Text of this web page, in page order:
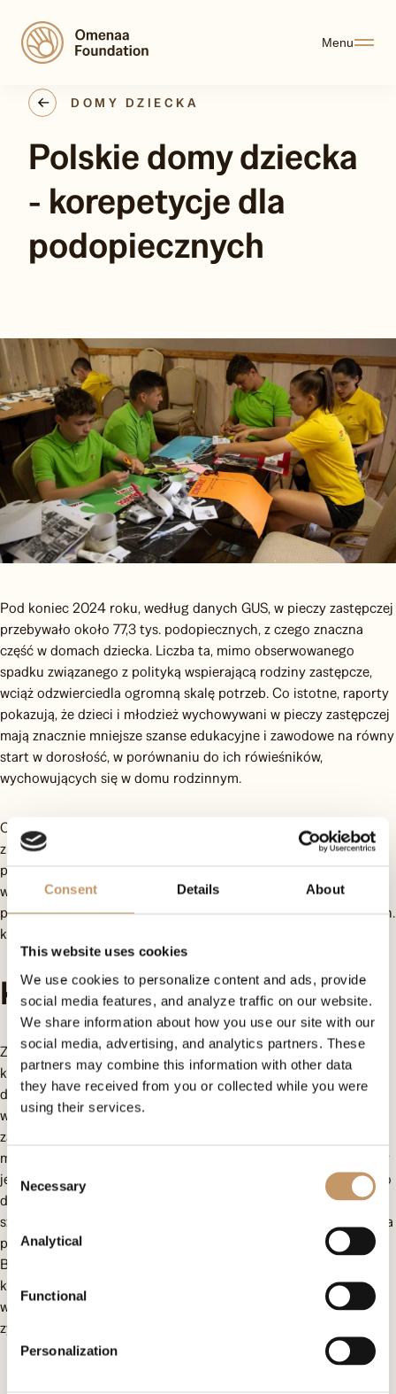
Consent Details About
This website uses cookies
We use cookies to personalize content and ads, provide
social media features, and analyze traffic on our website.
We share information about how you use our site with our
social media, advertising, and analytics partners. These
partners may combine this information with other data
they have received from you or collected while you were
using their services.
Consent
Selection
Necessary
Analytical
Functional
Personalization
Menu
DOMY DZIECKA
Polskie domy dziecka
- korepetycje dla
podopiecznych
Pod koniec 2024 roku, według danych GUS, w pieczy zastępczej
przebywało około 77,3 tys. podopiecznych, z czego znaczna
część w domach dziecka. Liczba ta, mimo obserwowanego
spadku związanego z polityką wspierającą rodziny zastępcze,
wciąż odzwierciedla ogromną skalę potrzeb. Co istotne, raporty
pokazują, że dzieci i młodzież wychowywani w pieczy zastępczej
mają znacznie mniejsze szanse edukacyjne i zawodowe na równy
start w dorosłość, w porównaniu do ich rówieśników,
wychowujących się w domu rodzinnym.
Omenaa Foundation podejmuje intensywne działania, by
zmienić tę sytuację. Obecnie pod opieką mamy 900 dzieci z
pieczy zastępczej w 54 placówkach w całej Polsce, z którymi
współpracujemy. W ramach pomocy, oprócz wsparcia
psychologicznego, nasza fundacja zapewnia dzieciom także m.in.
korepetycje, wyjazdy na obozy letnie i kursy zawodowe.
Korepetycje
Zdobycie odpowiedniego wykształcenia jest jednym z
kluczowych czynników wyrównywania szans edukacyjnych
dzieci z pieczy zastępczej. Omenaa Foundation objęła
wsparciem edukacyjnym około 80 dzieci z ośmiu placówek,
zapewniając im dostęp do regularnych korepetycji z
matematyki, języka polskiego i angielskiego. Wiedząc, jak ważny
jest rozwój pasji i zainteresowań, rozszerzyliśmy nasz program o
dodatkowe zajęcia, takie jak nauka gry na gitarze, akrobatyka,
sztuki walki i inne formy rozwijania talentów. W projekt wsparcia
podopiecznych zaangażowali się także stypendyści Rafał
Brzoska Foundation, którzy pełnili rolę mentorów i
korepetytorów. Dzięki temu dzieci nie tylko podnosiły swoje
wyniki w nauce, ale także budowały poczucie własnej wartości i
zyskały motywację do dalszego rozwoju.